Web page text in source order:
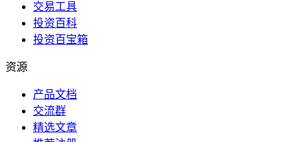
交易工具
投资百科
投资百宝箱
资源
产品文档
交流群
精选文章